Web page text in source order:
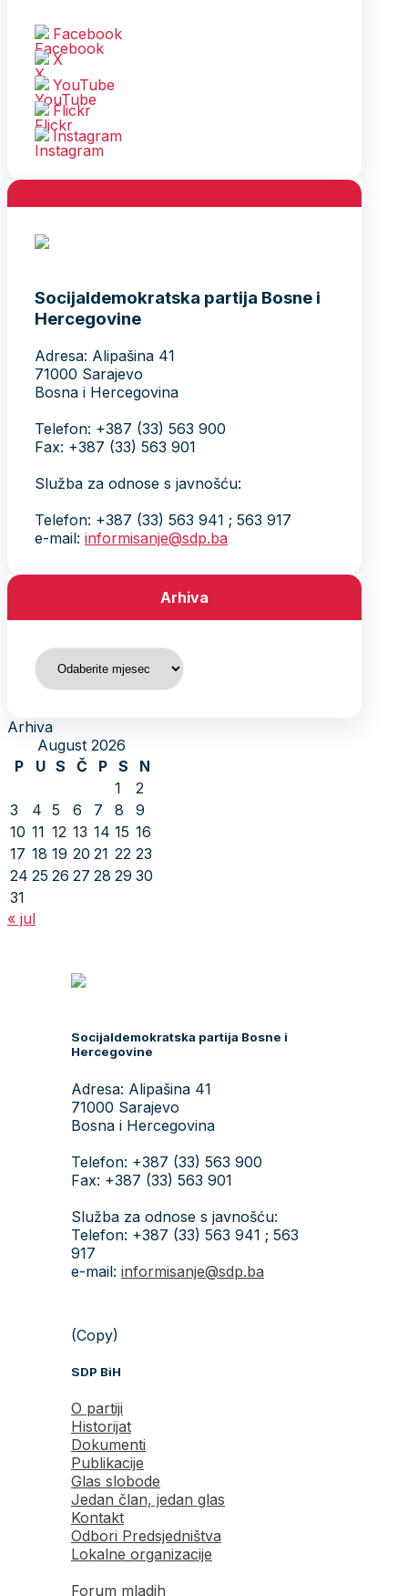
Facebook
X
YouTube
Flickr
Instagram
Socijaldemokratska partija Bosne i
Hercegovine
Adresa: Alipašina 41
71000 Sarajevo
Bosna i Hercegovina
Telefon: +387 (33) 563 900
Fax: +387 (33) 563 901
Služba za odnose s javnošću:
Telefon: +387 (33) 563 941 ; 563 917
e-mail: informisanje@sdp.ba
Arhiva
Arhiva
Arhiva
August 2026
P
U S Č P S
N
1
2
3
4 5 6 7 8
9
10 11 12 13 14 15 16
17 18 19 20 21 22 23
24 25 26 27 28 29 30
31
« jul
Socijaldemokratska partija Bosne i
Hercegovine
Adresa: Alipašina 41
71000 Sarajevo
Bosna i Hercegovina
Telefon: +387 (33) 563 900
Fax: +387 (33) 563 901
Služba za odnose s javnošću:
Telefon: +387 (33) 563 941 ; 563
917
e-mail: informisanje@sdp.ba
(Copy)
SDP BiH
O partiji
Historijat
Dokumenti
Publikacije
Glas slobode
Jedan član, jedan glas
Kontakt
Odbori Predsjedništva
Lokalne organizacije
Forum mladih